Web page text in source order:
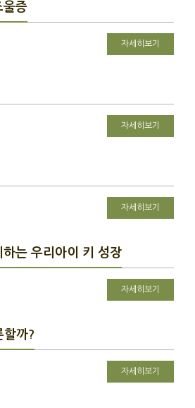
울증
자세히보기
자세히보기
자세히보기
는 우리아이 키 성장
자세히보기
할까?
자세히보기